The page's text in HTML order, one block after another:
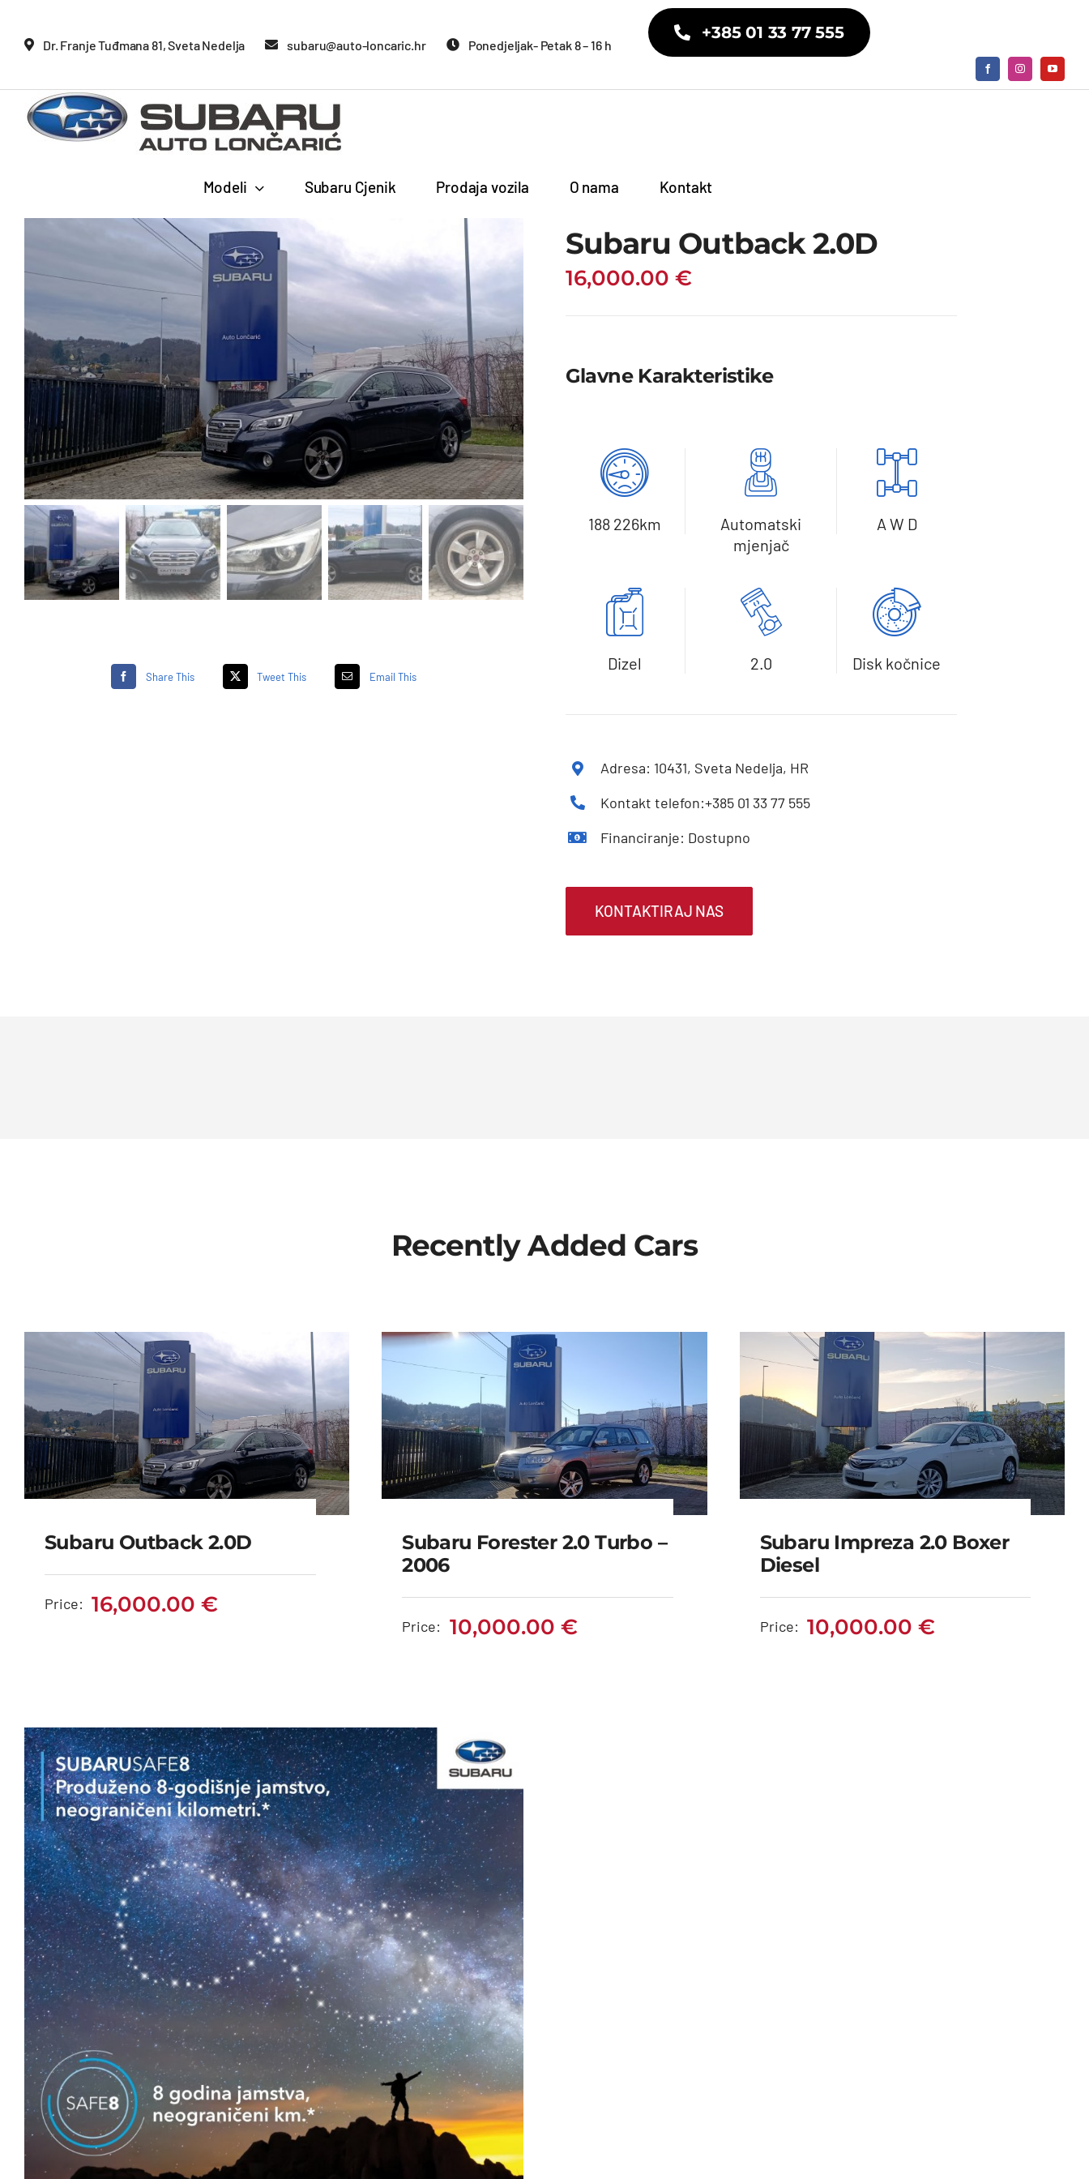
Dr. Franje Tuđmana 81, Sveta Nedelja subaru@auto-loncaric.hr Ponedjeljak- Petak 8 – 16 h
+385 01 33 77 555
Modeli Subaru Cjenik Prodaja vozila O nama Kontakt
Share This Tweet This Email This
Subaru Outback 2.0D
16,000.00 €
Glavne Karakteristike
188 226km
Automatski
mjenjač
A W D
Dizel 2.0 Disk kočnice
Adresa: 10431, Sveta Nedelja, HR
Kontakt telefon:+385 01 33 77 555
Financiranje: Dostupno
KONTAKTIRAJ NAS
Recently Added Cars
Subaru Outback 2.0D
Price: 16,000.00€
Subaru Forester 2.0
Turbo – 2006
10,000.00
Subaru Forester 2.0 Turbo –
2006
Price: 10,000.00 €
Subaru Impreza 2.0
Boxer Diesel
10,000.00
Subaru Impreza 2.0 Boxer
Diesel
Price: 10,000.00€